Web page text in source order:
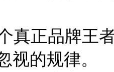
真正品牌王
视的规律。